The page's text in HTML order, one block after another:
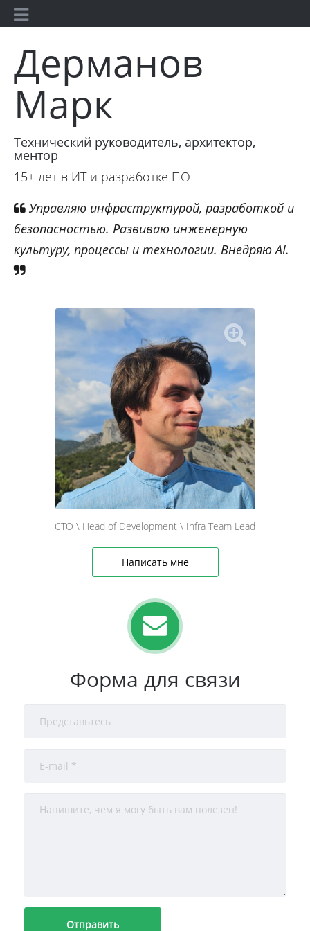
Дерманов
Марк
Технический руководитель, архитектор,
ментор
15+ лет в ИТ и разработке ПО
Управляю инфраструктурой, разработкой и
безопасностью. Развиваю инженерную
культуру, процессы и технологии. Внедряю AI.
CTO \ Head of Development \ Infra Team Lead
Написать мне
Форма для связи